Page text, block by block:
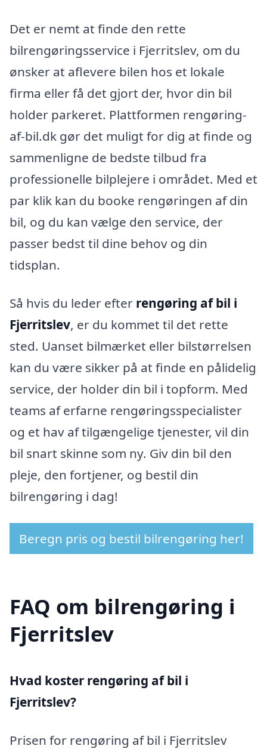
Det er nemt at finde den rette
bilrengøringsservice i Fjerritslev, om du
ønsker at aflevere bilen hos et lokale
firma eller få det gjort der, hvor din bil
holder parkeret. Plattformen rengøring-
af-bil.dk gør det muligt for dig at finde og
sammenligne de bedste tilbud fra
professionelle bilplejere i området. Med et
par klik kan du booke rengøringen af din
bil, og du kan vælge den service, der
passer bedst til dine behov og din
tidsplan.
Så hvis du leder efter rengøring af bil i
Fjerritslev, er du kommet til det rette
sted. Uanset bilmærket eller bilstørrelsen
kan du være sikker på at finde en pålidelig
service, der holder din bil i topform. Med
teams af erfarne rengøringsspecialister
og et hav af tilgængelige tjenester, vil din
bil snart skinne som ny. Giv din bil den
pleje, den fortjener, og bestil din
bilrengøring i dag!
Beregn pris og bestil bilrengøring her!
FAQ om bilrengøring i
Fjerritslev
Hvad koster rengøring af bil i
Fjerritslev?
Prisen for rengøring af bil i Fjerritslev